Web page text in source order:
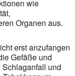
wie
Organen aus.
erst anzufangen
Gefäße und
und